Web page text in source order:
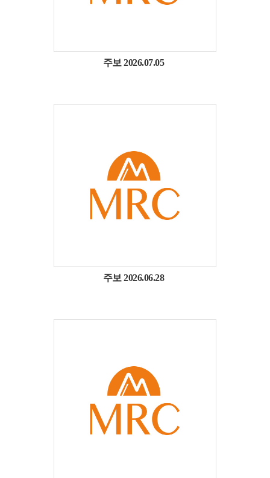
주보 2026.07.05
주보 2026.06.28